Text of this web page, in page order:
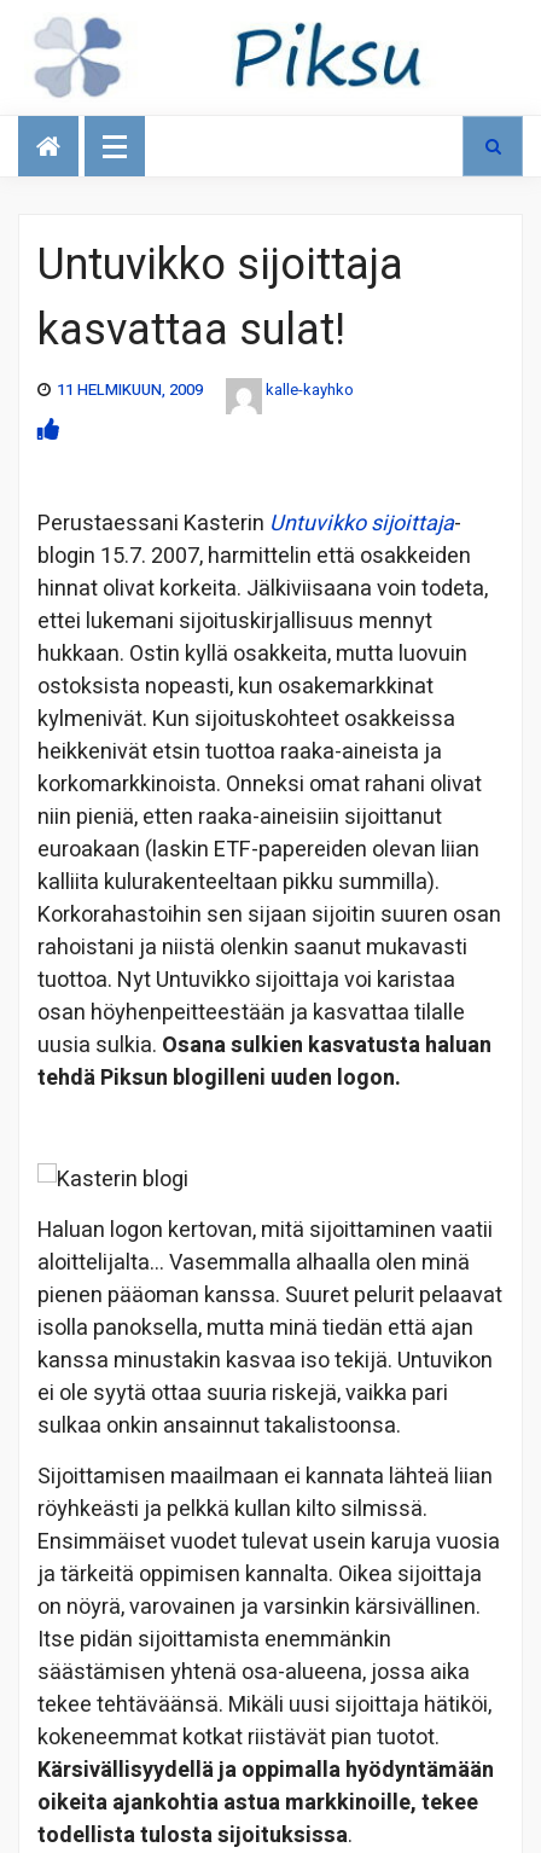
Talous
Untuvikko sijoittaja
kasvattaa sulat!
11 HELMIKUUN, 2009 kalle-kayhko
Perustaessani Kasterin Untuvikko sijoittaja-
blogin 15.7. 2007, harmittelin että osakkeiden
hinnat olivat korkeita. Jälkiviisaana voin todeta,
ettei lukemani sijoituskirjallisuus mennyt
hukkaan. Ostin kyllä osakkeita, mutta luovuin
ostoksista nopeasti, kun osakemarkkinat
kylmenivät. Kun sijoituskohteet osakkeissa
heikkenivät etsin tuottoa raaka-aineista ja
korkomarkkinoista. Onneksi omat rahani olivat
niin pieniä, etten raaka-aineisiin sijoittanut
euroakaan (laskin ETF-papereiden olevan liian
kalliita kulurakenteeltaan pikku summilla).
Korkorahastoihin sen sijaan sijoitin suuren osan
rahoistani ja niistä olenkin saanut mukavasti
tuottoa. Nyt Untuvikko sijoittaja voi karistaa
osan höyhenpeitteestään ja kasvattaa tilalle
uusia sulkia. Osana sulkien kasvatusta haluan
tehdä Piksun blogilleni uuden logon.
Haluan logon kertovan, mitä sijoittaminen vaatii
aloittelijalta… Vasemmalla alhaalla olen minä
pienen pääoman kanssa. Suuret pelurit pelaavat
isolla panoksella, mutta minä tiedän että ajan
kanssa minustakin kasvaa iso tekijä. Untuvikon
ei ole syytä ottaa suuria riskejä, vaikka pari
sulkaa onkin ansainnut takalistoonsa.
Sijoittamisen maailmaan ei kannata lähteä liian
röyhkeästi ja pelkkä kullan kilto silmissä.
Ensimmäiset vuodet tulevat usein karuja vuosia
ja tärkeitä oppimisen kannalta. Oikea sijoittaja
on nöyrä, varovainen ja varsinkin kärsivällinen.
Itse pidän sijoittamista enemmänkin
säästämisen yhtenä osa-alueena, jossa aika
tekee tehtäväänsä. Mikäli uusi sijoittaja hätiköi,
kokeneemmat kotkat riistävät pian tuotot.
Kärsivällisyydellä ja oppimalla hyödyntämään
oikeita ajankohtia astua markkinoille, tekee
todellista tulostasijoituksissa.